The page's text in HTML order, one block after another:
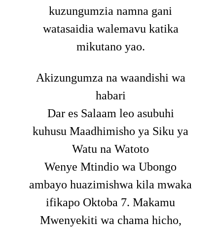
kuzungumzia namna gani
watasaidia walemavu katika
mikutano yao.
Akizungumza na waandishi wa
habari
Dar es Salaam leo asubuhi
kuhusu Maadhimisho ya Siku ya
Watu na Watoto
Wenye Mtindio wa Ubongo
ambayo huazimishwa kila mwaka
ifikapo Oktoba 7. Makamu
Mwenyekiti wa chama hicho,